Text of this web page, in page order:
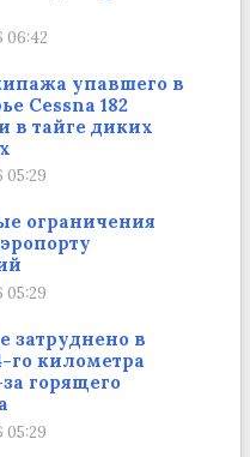
06:42
упавшего в
Cessna 182
в тайге диких
05:29
ограничения
05:29
затруднено в
го километра
горящего
05:29